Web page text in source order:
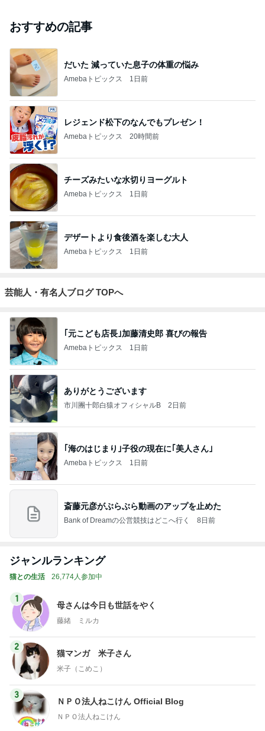
おすすめの記事
だいた 減っていた息子の体重の悩み
Amebaトピックス 1日前
レジェンド松下のなんでもプレゼン！
Amebaトピックス 20時間前
チーズみたいな水切りヨーグルト
Amebaトピックス 1日前
デザートより食後酒を楽しむ大人
Amebaトピックス 1日前
芸能人・有名人ブログ TOPへ
｢元こども店長｣加藤清史郎 喜びの報告
Amebaトピックス 1日前
ありがとうございます
市川團十郎白猿オフィシャルB 2日前
｢海のはじまり｣子役の現在に｢美人さん｣
Amebaトピックス 1日前
斎藤元彦がぶらぶら動画のアップを止めた
Bank of Dreamの公営競技はどこへ行く 8日前
ジャンルランキング
猫との生活 26,774人参加中
1
母さんは今日も世話をやく
藤緒 ミルカ
2
猫マンガ 米子さん
米子（こめこ）
3
ＮＰＯ法人ねこけん Official Blog
ＮＰＯ法人ねこけん